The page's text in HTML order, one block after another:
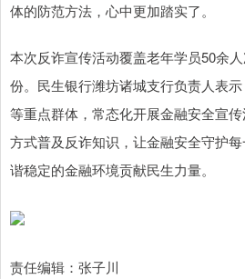
体的防范方法，心中更加踏实了。
本次反诈宣传活动覆盖老年学员50余
份。民生银行潍坊诸城支行负责人表
等重点群体，常态化开展金融安全宣
方式普及反诈知识，让金融安全守护
谐稳定的金融环境贡献民生力量。
责任编辑：张子川